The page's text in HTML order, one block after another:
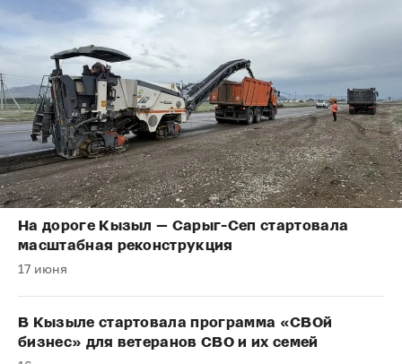
На дороге Кызыл — Сарыг-Сеп стартовала
масштабная реконструкция
17 июня
В Кызыле стартовала программа «СВОй
бизнес» для ветеранов СВО и их семей